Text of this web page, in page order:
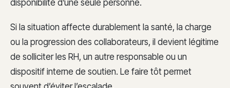
disponibilité d’une seule personne.
Si la situation affecte durablement la santé, la charge
ou la progression des collaborateurs, il devient légitime
de solliciter les RH, un autre responsable ou un
dispositif interne de soutien. Le faire tôt permet